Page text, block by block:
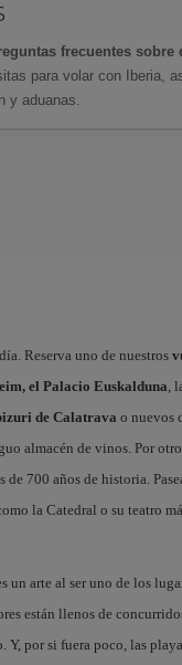
frecuentes sobre
para volar con Iberia,
y aduanas.
Reserva uno de nuestros
el Palacio Euskalduna ,
de Calatrava o nuevos
almacén de vinos. Por
de 700 años de historia.
la Catedral o su teatro
un arte al ser uno de los
están llenos de
por si fuera poco, las